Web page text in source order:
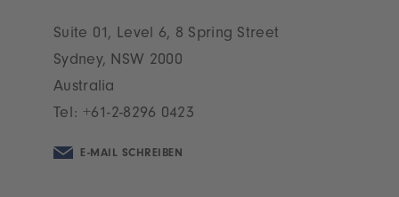
Suite 01, Level 6, 8 Spring Street
Sydney, NSW 2000
Australia
Tel: +61-2-8296 0423
E-MAIL SCHREIBEN